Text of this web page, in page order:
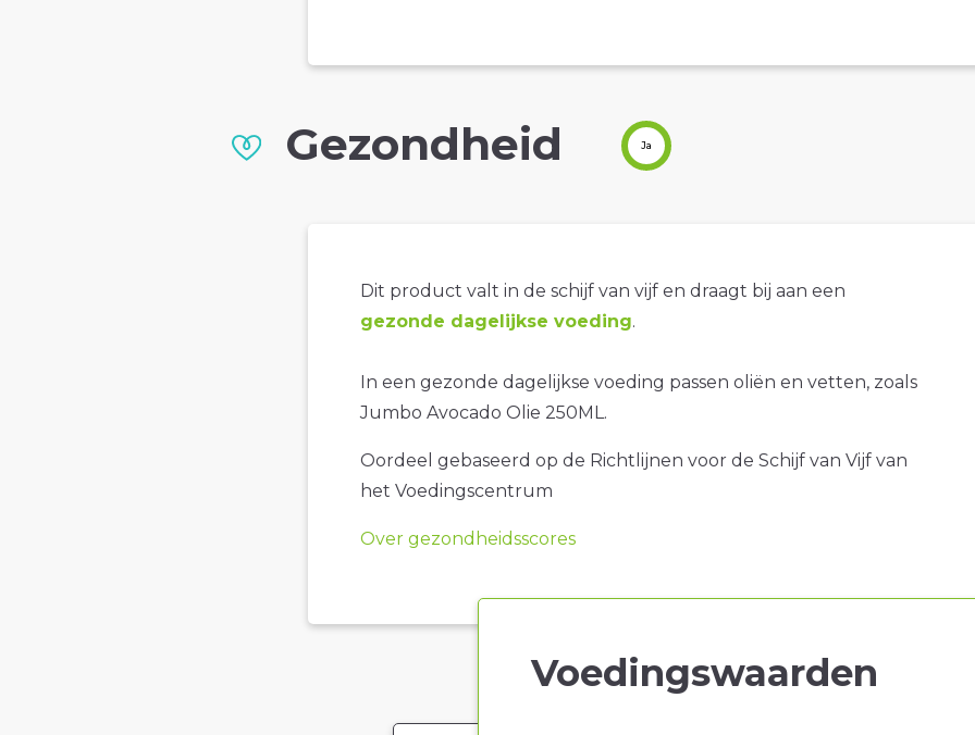
Gezondheid Ja
Dit product valt in de schijf van vijf en draagt bij aan een
gezonde dagelijkse voeding.
In een gezonde dagelijkse voeding passen oliën en vetten, zoals
Jumbo Avocado Olie 250ML.
Oordeel gebaseerd op de Richtlijnen voor de Schijf van Vijf van
het Voedingscentrum
Over gezondheidsscores
Voedingswaarden